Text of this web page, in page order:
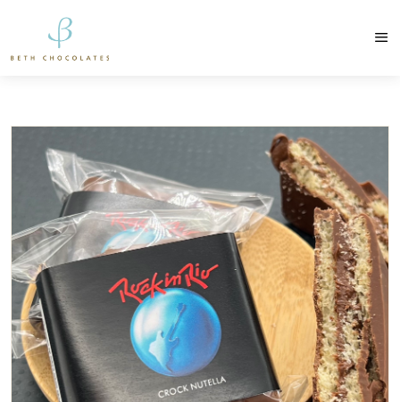
contato@bethchocolates.com.br